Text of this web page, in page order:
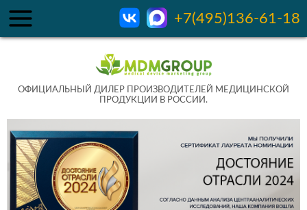
+7(495)136-61-18
ОФИЦИАЛЬНЫЙ ДИЛЕР ПРОИЗВОДИТЕЛЕЙ МЕДИЦИНСКОЙ
ПРОДУКЦИИ В РОССИИ.